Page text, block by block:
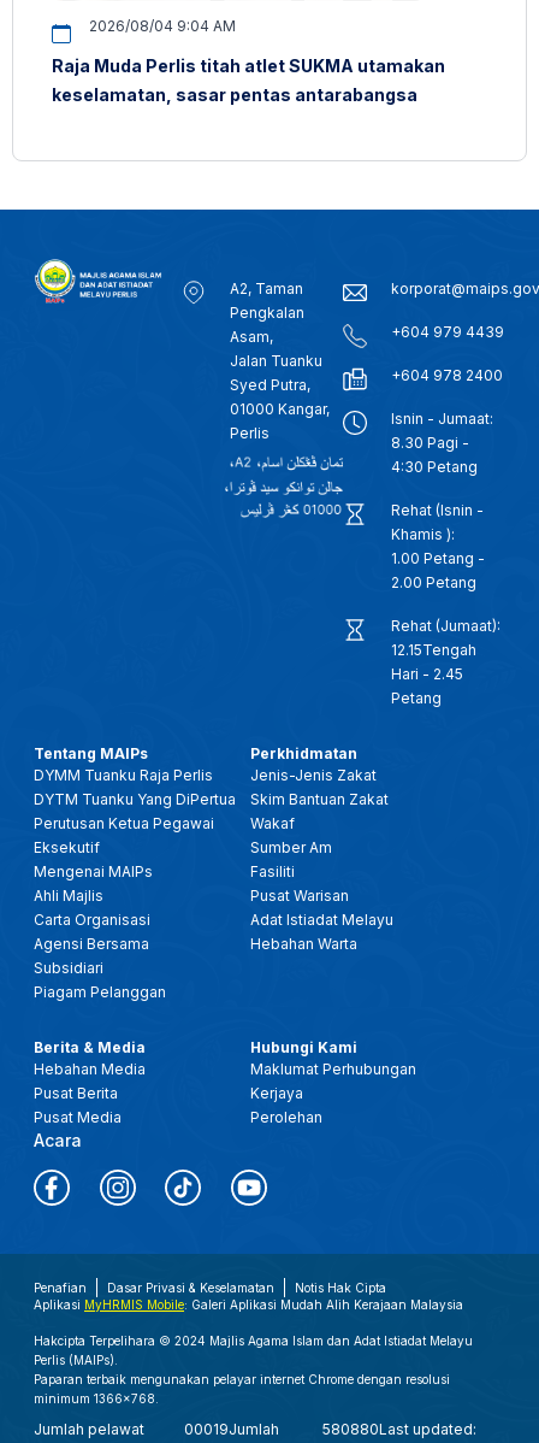
2026/08/04 9:04 AM
Raja Muda Perlis titah atlet SUKMA utamakan
keselamatan, sasar pentas antarabangsa
A2, Taman
Pengkalan
Asam,
Jalan Tuanku
Syed Putra,
01000 Kangar,
Perlis
+604 979 4439
+604 978 2400
Isnin - Jumaat:
8.30 Pagi -
4:30 Petang
Rehat (Isnin -
Khamis ):
1.00 Petang -
2.00 Petang
Rehat (Jumaat):
12.15Tengah
Hari - 2.45
Petang
Tentang MAIPs
DYMM Tuanku Raja Perlis
DYTM Tuanku Yang DiPertua
Perutusan Ketua Pegawai
Eksekutif
Mengenai MAIPs
Ahli Majlis
Carta Organisasi
Agensi Bersama
Subsidiari
Piagam Pelanggan
Perkhidmatan
Jenis-Jenis Zakat
Skim Bantuan Zakat
Wakaf
Sumber Am
Fasiliti
Pusat Warisan
Adat Istiadat Melayu
Hebahan Warta
Berita & Media
Hebahan Media
Pusat Berita
Pusat Media
Acara
Hubungi Kami
Maklumat Perhubungan
Kerjaya
Perolehan
Penafian Dasar Privasi & Keselamatan
Notis Hak Cipta
Aplikasi MyHRMIS Mobile: Galeri Aplikasi Mudah Alih Kerajaan Malaysia
Hakcipta Terpelihara © 2024 Majlis Agama Islam dan Adat Istiadat Melayu
Perlis (MAIPs).
Paparan terbaik mengunakan pelayar internet Chrome dengan resolusi
minimum 1366x768.
Jumlah pelawat 00019Jumlah 580880Last updated: